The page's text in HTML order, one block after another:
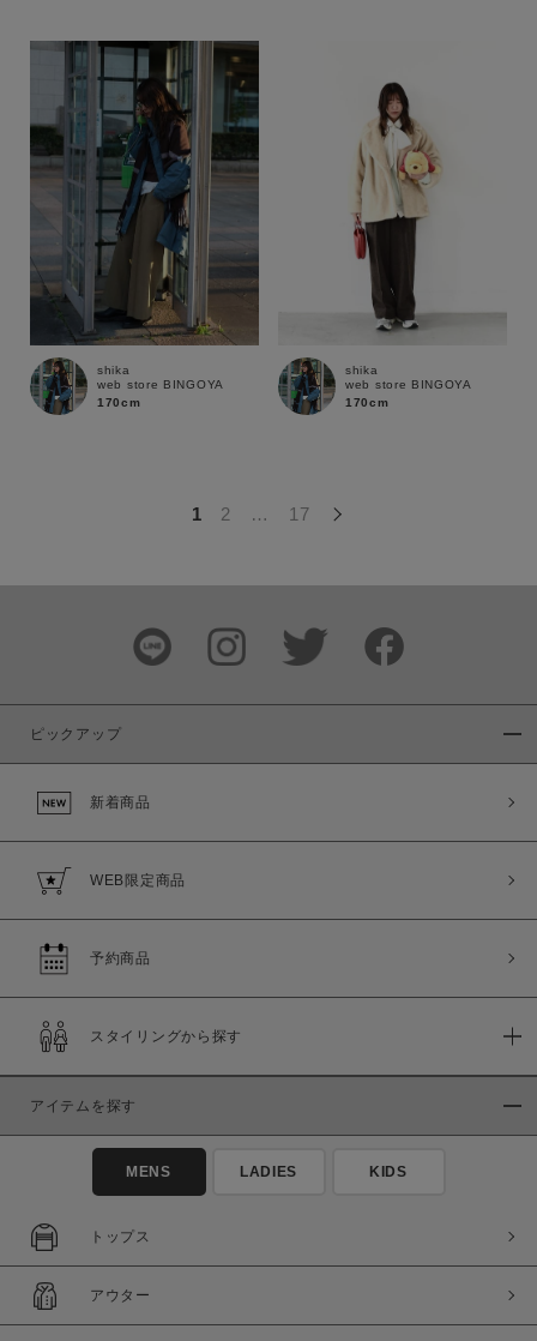
この条件で絞り込む
shika
web store BINGOYA
170cm
shika
web store BINGOYA
170cm
1 2 … 17
ピックアップ
新着商品
WEB限定商品
予約商品
スタイリングから探す
アイテムを探す
MENS LADIES KIDS
トップス
アウター